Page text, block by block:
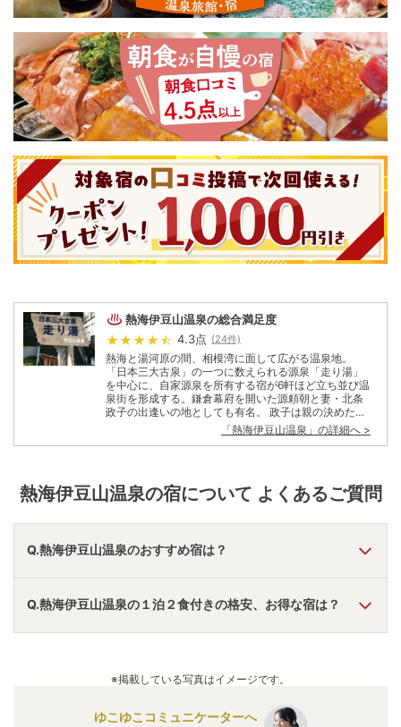
熱海伊豆山温泉の総合満足度
4.3点 (24件)
熱海と湯河原の間、相模湾に面して広がる温泉地。
「日本三大古泉」の一つに数えられる源泉「走り湯」
を中心に、自家源泉を所有する宿が6軒ほど立ち並び温
泉街を形成する。鎌倉幕府を開いた源頼朝と妻・北条
政子の出逢いの地としても有名。 政子は親の決めた相
手との婚礼の夜、宴席を抜け出し想いを寄せていた伊
豆山の頼朝の元へ走り、頼朝は政子を逢初橋の上で出
奈良時代の養老年間から続く長い歴史と、頼朝と政子
の情熱的なロマンスに彩られた地。絶え間なく湧き出
「熱海伊豆山温泉 」の詳細へ >
熱海伊豆山温泉の宿について よくあるご質問
Q.熱海伊豆山温泉のおすすめ宿は？
A.「ホテルニューアカオ」・「TAOYA熱海」・「大江戸温泉
物語Premium 伊東ホテルニュー岡部」 などの旅館・ホテル
がおすすめの宿泊先です。
Q.熱海伊豆山温泉の１泊２食付きの格安、お得な宿は？
テルがお得な価格で泊まれる宿泊先です。
※掲載している写真はイメージです。
ゆこゆこコミュニケーターへ